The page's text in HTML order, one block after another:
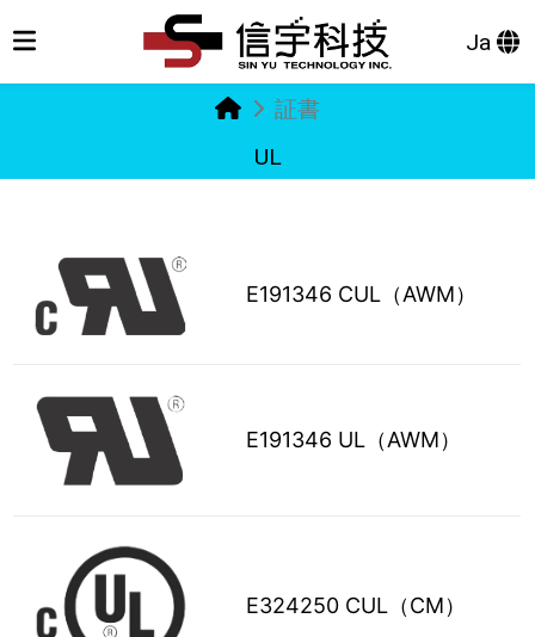
Ja
証書
UL
E191346 CUL（AWM）
E191346 UL（AWM）
E324250 CUL（CM）